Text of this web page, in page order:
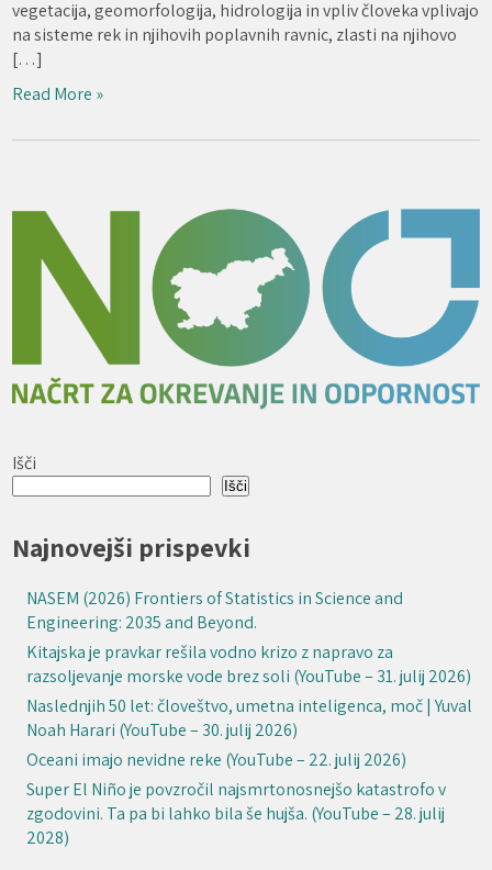
vegetacija, geomorfologija, hidrologija in vpliv človeka vplivajo
na sisteme rek in njihovih poplavnih ravnic, zlasti na njihovo
[…]
Read More »
Išči
Išči
Najnovejši prispevki
NASEM (2026) Frontiers of Statistics in Science and
Engineering: 2035 and Beyond.
Kitajska je pravkar rešila vodno krizo z napravo za
razsoljevanje morske vode brez soli (YouTube – 31. julij 2026)
Naslednjih 50 let: človeštvo, umetna inteligenca, moč | Yuval
Noah Harari (YouTube – 30. julij 2026)
Oceani imajo nevidne reke (YouTube – 22. julij 2026)
Super El Niño je povzročil najsmrtonosnejšo katastrofo v
zgodovini. Ta pa bi lahko bila še hujša. (YouTube – 28. julij
2028)